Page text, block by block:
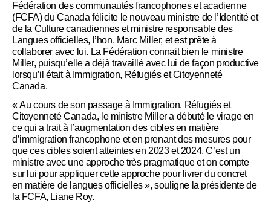
Fédération des communautés francophones et acadienne
(FCFA) du Canada félicite le nouveau ministre de l’Identité et
de la Culture canadiennes et ministre responsable des
Langues officielles, l’hon. Marc Miller, et est prête à
collaborer avec lui. La Fédération connait bien le ministre
Miller, puisqu’elle a déjà travaillé avec lui de façon productive
lorsqu’il était à Immigration, Réfugiés et Citoyenneté
Canada.
« Au cours de son passage à Immigration, Réfugiés et
Citoyenneté Canada, le ministre Miller a débuté le virage en
ce qui a trait à l’augmentation des cibles en matière
d’immigration francophone et en prenant des mesures pour
que ces cibles soient atteintes en 2023 et 2024. C’est un
ministre avec une approche très pragmatique et on compte
sur lui pour appliquer cette approche pour livrer du concret
en matière de langues officielles », souligne la présidente de
la FCFA, Liane Roy.